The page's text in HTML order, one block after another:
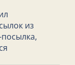
из